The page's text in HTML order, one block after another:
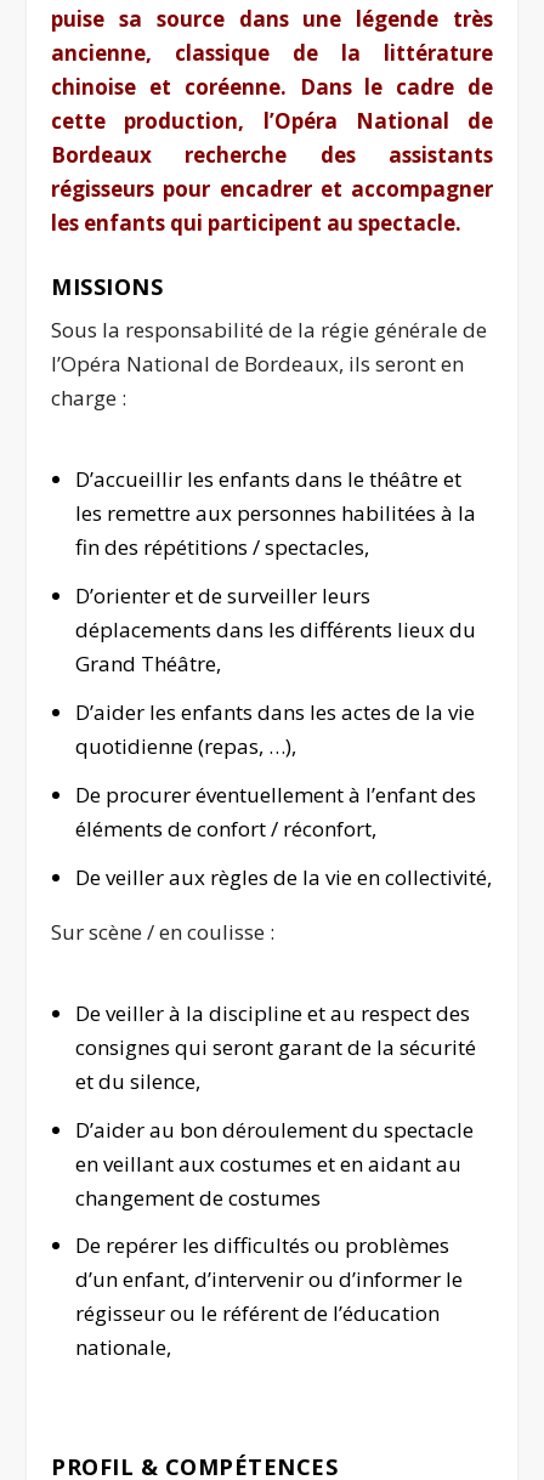
puise sa source dans une légende très
ancienne, classique de la littérature
chinoise et coréenne. Dans le cadre de
cette production, l’Opéra National de
Bordeaux recherche des assistants
régisseurs pour encadrer et accompagner
les enfants qui participent au spectacle.
MISSIONS
Sous la responsabilité de la régie générale de
l’Opéra National de Bordeaux, ils seront en
charge :
D’accueillir les enfants dans le théâtre et
les remettre aux personnes habilitées à la
fin des répétitions / spectacles,
D’orienter et de surveiller leurs
déplacements dans les différents lieux du
Grand Théâtre,
D’aider les enfants dans les actes de la vie
quotidienne (repas, …),
De procurer éventuellement à l’enfant des
éléments de confort / réconfort,
De veiller aux règles de la vie en collectivité,
Sur scène / en coulisse :
De veiller à la discipline et au respect des
consignes qui seront garant de la sécurité
et du silence,
D’aider au bon déroulement du spectacle
en veillant aux costumes et en aidant au
changement de costumes
De repérer les difficultés ou problèmes
d’un enfant, d’intervenir ou d’informer le
régisseur ou le référent de l’éducation
nationale,
PROFIL & COMPÉTENCES